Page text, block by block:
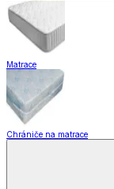
Matrace
Chrániče na matrace